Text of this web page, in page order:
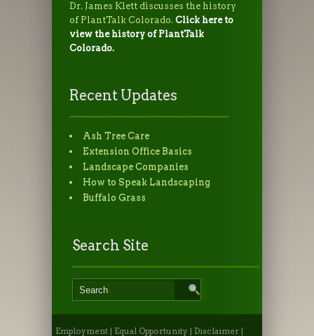
Dr. James Klett discusses the history
of PlantTalk Colorado. Click here to
view the history of PlantTalk
Colorado.
Recent Updates
Ash Tree Care
Extension Office Basics
Landscape Companies
How to Speak Landscaping
Buffalo Grass
Search Site
Employment Equal Opportunity Disclaimer